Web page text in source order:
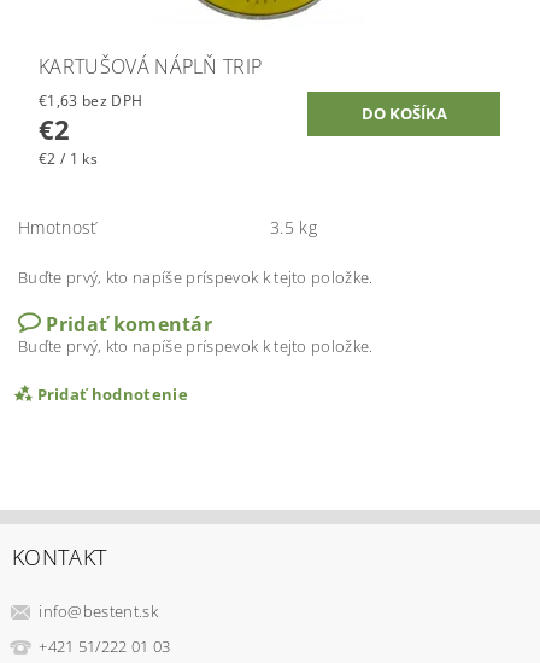
KARTUŠOVÁ NÁPLŇ TRIP
€1,63 bez DPH
€2
€2 / 1 ks
Hmotnosť 3.5 kg
Buďte prvý, kto napíše príspevok k tejto položke.
Pridať komentár
Buďte prvý, kto napíše príspevok k tejto položke.
Pridať hodnotenie
KONTAKT
info@bestent.sk
+421 51/222 01 03